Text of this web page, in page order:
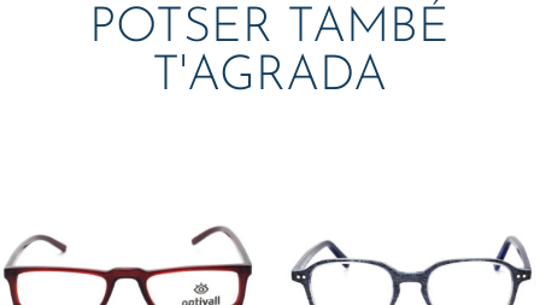
POTSER TAMBÉ
T'AGRADA